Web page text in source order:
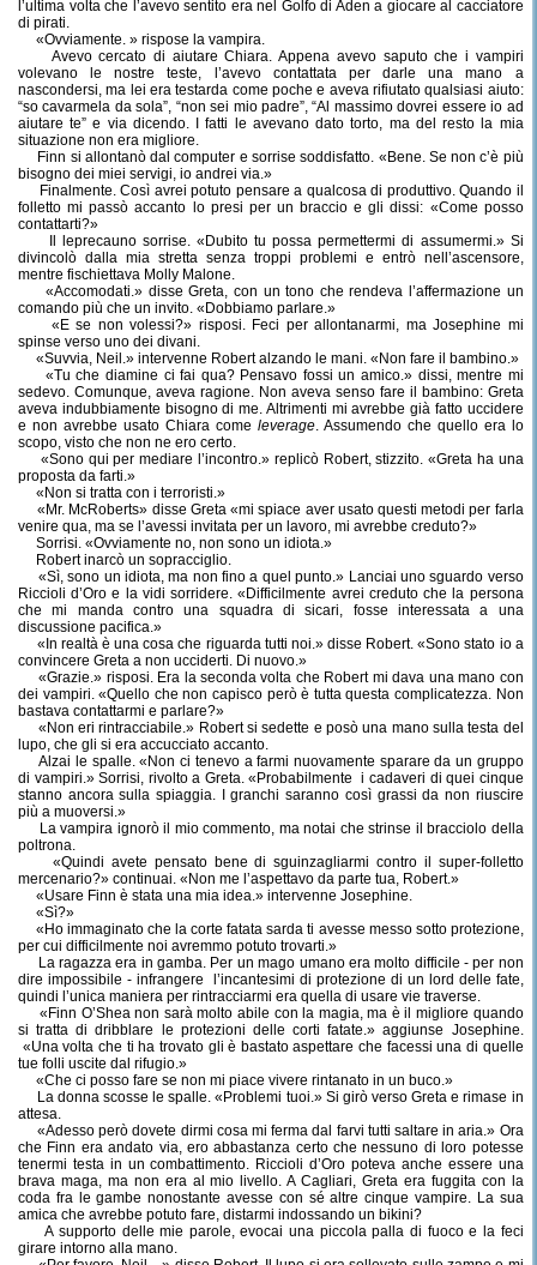
l’ultima volta che l’avevo sentito era nel Golfo di Aden a giocare al cacciatore
di pirati.
«Ovviamente. » rispose la vampira.
Avevo cercato di aiutare Chiara. Appena avevo saputo che i vampiri
volevano le nostre teste, l’avevo contattata per darle una mano a
nascondersi, ma lei era testarda come poche e aveva rifiutato qualsiasi aiuto:
“so cavarmela da sola”, “non sei mio padre”, “Al massimo dovrei essere io ad
aiutare te” e via dicendo. I fatti le avevano dato torto, ma del resto la mia
situazione non era migliore.
Finn si allontanò dal computer e sorrise soddisfatto. «Bene. Se non c’è più
bisogno dei miei servigi, io andrei via.»
Finalmente. Così avrei potuto pensare a qualcosa di produttivo. Quando il
folletto mi passò accanto lo presi per un braccio e gli dissi: «Come posso
contattarti?»
Il leprecauno sorrise. «Dubito tu possa permettermi di assumermi.» Si
divincolò dalla mia stretta senza troppi problemi e entrò nell’ascensore,
mentre fischiettava Molly Malone.
«Accomodati.» disse Greta, con un tono che rendeva l’affermazione un
comando più che un invito. «Dobbiamo parlare.»
«E se non volessi?» risposi. Feci per allontanarmi, ma Josephine mi
spinse verso uno dei divani.
«Suvvia, Neil.» intervenne Robert alzando le mani. «Non fare il bambino.»
«Tu che diamine ci fai qua? Pensavo fossi un amico.» dissi, mentre mi
sedevo. Comunque, aveva ragione. Non aveva senso fare il bambino: Greta
aveva indubbiamente bisogno di me. Altrimenti mi avrebbe già fatto uccidere
e non avrebbe usato Chiara come leverage. Assumendo che quello era lo
scopo, visto che non ne ero certo.
«Sono qui per mediare l’incontro.» replicò Robert, stizzito. «Greta ha una
proposta da farti.»
«Non si tratta con i terroristi.»
«Mr. McRoberts» disse Greta «mi spiace aver usato questi metodi per farla
venire qua, ma se l’avessi invitata per un lavoro, mi avrebbe creduto?»
Sorrisi. «Ovviamente no, non sono un idiota.»
Robert inarcò un sopracciglio.
«Sì, sono un idiota, ma non fino a quel punto.» Lanciai uno sguardo verso
Riccioli d’Oro e la vidi sorridere. «Difficilmente avrei creduto che la persona
che mi manda contro una squadra di sicari, fosse interessata a una
discussione pacifica.»
«In realtà è una cosa che riguarda tutti noi.» disse Robert. «Sono stato io a
convincere Greta a non ucciderti. Di nuovo.»
«Grazie.» risposi. Era la seconda volta che Robert mi dava una mano con
dei vampiri. «Quello che non capisco però è tutta questa complicatezza. Non
bastava contattarmi e parlare?»
«Non eri rintracciabile.» Robert si sedette e posò una mano sulla testa del
lupo, che gli si era accucciato accanto.
Alzai le spalle. «Non ci tenevo a farmi nuovamente sparare da un gruppo
di vampiri.» Sorrisi, rivolto a Greta. «Probabilmente
i cadaveri di quei cinque
stanno ancora sulla spiaggia. I granchi saranno così grassi da non riuscire
più a muoversi.»
La vampira ignorò il mio commento, ma notai che strinse il bracciolo della
poltrona.
«Quindi avete pensato bene di sguinzagliarmi contro il super-folletto
mercenario?» continuai. «Non me l’aspettavo da parte tua, Robert.»
«Usare Finn è stata una mia idea.» intervenne Josephine.
«Sì?»
«Ho immaginato che la corte fatata sarda ti avesse messo sotto protezione,
per cui difficilmente noi avremmo potuto trovarti.»
La ragazza era in gamba. Per un mago umano era molto difficile - per non
dire impossibile - infrangere
l’incantesimi di protezione di un lord delle fate,
quindi l’unica maniera per rintracciarmi era quella di usare vie traverse.
«Finn O’Shea non sarà molto abile con la magia, ma è il migliore quando
si tratta di dribblare le protezioni delle corti fatate.» aggiunse Josephine.
«Una volta che ti ha trovato gli è bastato aspettare che facessi una di quelle
tue folli uscite dal rifugio.»
«Che ci posso fare se non mi piace vivere rintanato in un buco.»
La donna scosse le spalle. «Problemi tuoi.» Si girò verso Greta e rimase in
attesa.
«Adesso però dovete dirmi cosa mi ferma dal farvi tutti saltare in aria.» Ora
che Finn era andato via, ero abbastanza certo che nessuno di loro potesse
tenermi testa in un combattimento. Riccioli d’Oro poteva anche essere una
brava maga, ma non era al mio livello. A Cagliari, Greta era fuggita con la
coda fra le gambe nonostante avesse con sé altre cinque vampire. La sua
amica che avrebbe potuto fare, distarmi indossando un bikini?
A supporto delle mie parole, evocai una piccola palla di fuoco e la feci
girare intorno alla mano.